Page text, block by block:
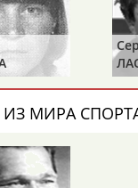
Аделя
МИРА